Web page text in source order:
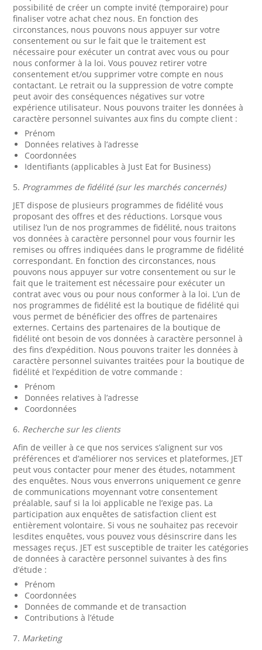
possibilité de créer un compte invité (temporaire) pour
finaliser votre achat chez nous. En fonction des
circonstances, nous pouvons nous appuyer sur votre
consentement ou sur le fait que le traitement est
nécessaire pour exécuter un contrat avec vous ou pour
nous conformer à la loi. Vous pouvez retirer votre
consentement et/ou supprimer votre compte en nous
contactant. Le retrait ou la suppression de votre compte
peut avoir des conséquences négatives sur votre
expérience utilisateur. Nous pouvons traiter les données à
caractère personnel suivantes aux fins du compte client :
Prénom
Données relatives à l’adresse
Coordonnées
Identifiants (applicables à Just Eat for Business)
5. Programmes de fidélité (sur les marchés concernés)
JET dispose de plusieurs programmes de fidélité vous
proposant des offres et des réductions. Lorsque vous
utilisez l’un de nos programmes de fidélité, nous traitons
vos données à caractère personnel pour vous fournir les
remises ou offres indiquées dans le programme de fidélité
correspondant. En fonction des circonstances, nous
pouvons nous appuyer sur votre consentement ou sur le
fait que le traitement est nécessaire pour exécuter un
contrat avec vous ou pour nous conformer à la loi. L’un de
nos programmes de fidélité est la boutique de fidélité qui
vous permet de bénéficier des offres de partenaires
externes. Certains des partenaires de la boutique de
fidélité ont besoin de vos données à caractère personnel à
des fins d’expédition. Nous pouvons traiter les données à
caractère personnel suivantes traitées pour la boutique de
fidélité et l’expédition de votre commande :
Prénom
Données relatives à l’adresse
Coordonnées
6. Recherche sur les clients
Afin de veiller à ce que nos services s’alignent sur vos
préférences et d’améliorer nos services et plateformes, JET
peut vous contacter pour mener des études, notamment
des enquêtes. Nous vous enverrons uniquement ce genre
de communications moyennant votre consentement
préalable, sauf si la loi applicable ne l’exige pas. La
participation aux enquêtes de satisfaction client est
entièrement volontaire. Si vous ne souhaitez pas recevoir
lesdites enquêtes, vous pouvez vous désinscrire dans les
messages reçus. JET est susceptible de traiter les catégories
de données à caractère personnel suivantes à des fins
d’étude :
Prénom
Coordonnées
Données de commande et de transaction
Contributions à l’étude
7. Marketing